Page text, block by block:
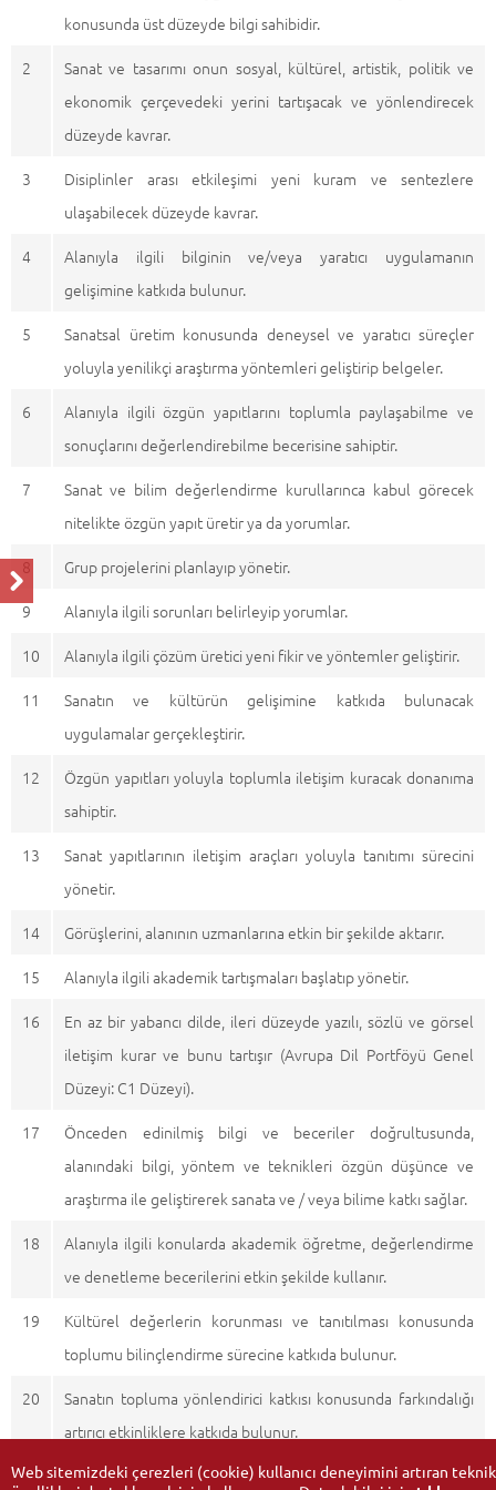
konusunda üst düzeyde bilgi sahibidir.
2
Sanat ve tasarımı onun sosyal, kültürel, artistik, politik ve
ekonomik çerçevedeki yerini tartışacak ve yönlendirecek
düzeyde kavrar.
3
Disiplinler arası etkileşimi yeni kuram ve sentezlere
ulaşabilecek düzeyde kavrar.
4
Alanıyla ilgili bilginin ve/veya yaratıcı uygulamanın
gelişimine katkıda bulunur.
5
Sanatsal üretim konusunda deneysel ve yaratıcı süreçler
yoluyla yenilikçi araştırma yöntemleri geliştirip belgeler.
6
Alanıyla ilgili özgün yapıtlarını toplumla paylaşabilme ve
sonuçlarını değerlendirebilme becerisine sahiptir.
7
Sanat ve bilim değerlendirme kurullarınca kabul görecek
nitelikte özgün yapıt üretir ya da yorumlar.
8
Grup projelerini planlayıp yönetir.
9
Alanıyla ilgili sorunları belirleyip yorumlar.
10
Alanıyla ilgili çözüm üretici yeni fikir ve yöntemler geliştirir.
11
Sanatın ve kültürün gelişimine katkıda bulunacak
uygulamalar gerçekleştirir.
12
Özgün yapıtları yoluyla toplumla iletişim kuracak donanıma
sahiptir.
13
Sanat yapıtlarının iletişim araçları yoluyla tanıtımı sürecini
yönetir.
14
Görüşlerini, alanının uzmanlarına etkin bir şekilde aktarır.
15
Alanıyla ilgili akademik tartışmaları başlatıp yönetir.
16
En az bir yabancı dilde, ileri düzeyde yazılı, sözlü ve görsel
iletişim kurar ve bunu tartışır (Avrupa Dil Portföyü Genel
Düzeyi: C1 Düzeyi).
17
Önceden edinilmiş bilgi ve beceriler doğrultusunda,
alanındaki bilgi, yöntem ve teknikleri özgün düşünce ve
araştırma ile geliştirerek sanata ve / veya bilime katkı sağlar.
18
Alanıyla ilgili konularda akademik öğretme, değerlendirme
ve denetleme becerilerini etkin şekilde kullanır.
19
Kültürel değerlerin korunması ve tanıtılması konusunda
toplumu bilinçlendirme sürecine katkıda bulunur.
20
Sanatın topluma yönlendirici katkısı konusunda farkındalığı
artırıcı etkinliklere katkıda bulunur.
Web sitemizdeki çerezleri (cookie) kullanıcı deneyimini artıran teknik